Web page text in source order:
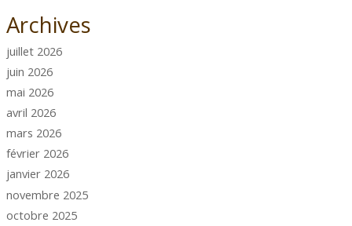
Archives
juillet 2026
juin 2026
mai 2026
avril 2026
mars 2026
février 2026
janvier 2026
novembre 2025
octobre 2025